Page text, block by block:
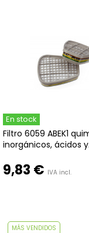
En stock
Filtro 6059 ABEK1
inorgánicos, ácidos
9,83 € IVA incl.
MÁS VENDIDOS